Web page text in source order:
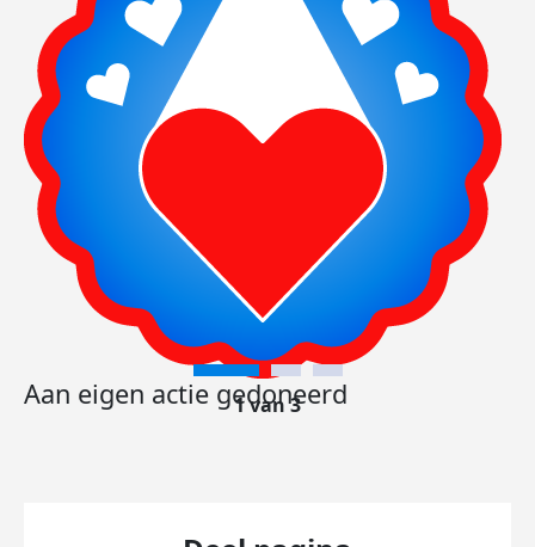
Aan eigen actie gedoneerd
1 van 3